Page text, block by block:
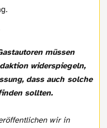
widerspiegeln,
dass auch solche
sollten.
wir in